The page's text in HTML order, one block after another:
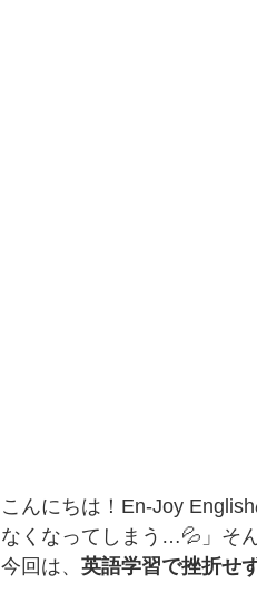
こんにちは！En-Joy
なくなってしまう…💦」そ
今回は、 英語学習で挫折せ